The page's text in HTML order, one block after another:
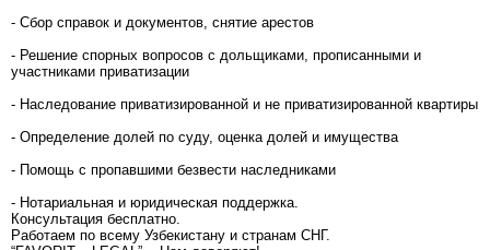
- Сбор справок и документов, снятие арестов
- Решение спорных вопросов с дольщиками, прописанными и
участниками приватизации
- Наследование приватизированной и не приватизированной квартиры
- Определение долей по суду, оценка долей и имущества
- Помощь с пропавшими безвести наследниками
- Нотариальная и юридическая поддержка.
Консультация бесплатно.
Работаем по всему Узбекистану и странам СНГ.